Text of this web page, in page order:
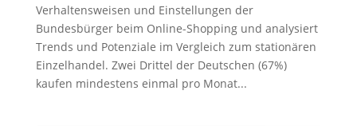
Verhaltensweisen und Einstellungen der
Bundesbürger beim Online-Shopping und analysiert
Trends und Potenziale im Vergleich zum stationären
Einzelhandel. Zwei Drittel der Deutschen (67%)
kaufen mindestens einmal pro Monat...